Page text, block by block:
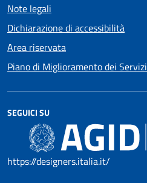
Note legali
Dichiarazione di accessibilità
Area riservata
Piano di Miglioramento dei Servizi
SEGUICI SU
https://designers.italia.it/